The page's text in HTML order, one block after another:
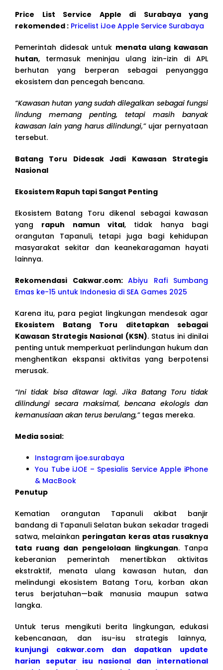
Price List Service Apple di Surabaya yang
rekomended : Pricelist iJoe Apple Service Surabaya
Pemerintah didesak untuk menata ulang kawasan
hutan, termasuk meninjau ulang izin-izin di APL
berhutan yang berperan sebagai penyangga
ekosistem dan pencegah bencana.
“Kawasan hutan yang sudah dilegalkan sebagai fungsi
lindung memang penting, tetapi masih banyak
kawasan lain yang harus dilindungi,”ujar pernyataan
tersebut.
Batang Toru Didesak Jadi Kawasan Strategis
Nasional
Ekosistem Rapuh tapi Sangat Penting
Ekosistem Batang Toru dikenal sebagai kawasan
yang rapuh namun vital, tidak hanya bagi
orangutan Tapanuli, tetapi juga bagi kehidupan
masyarakat sekitar dan keanekaragaman hayati
lainnya.
Rekomendasi Cakwar.com: Abiyu Rafi Sumbang
Emas ke-15 untuk Indonesia di SEA Games 2025
Karena itu, para pegiat lingkungan mendesak agar
Ekosistem Batang Toru ditetapkan sebagai
Kawasan Strategis Nasional (KSN). Status ini dinilai
penting untuk memperkuat perlindungan hukum dan
menghentikan ekspansi aktivitas yang berpotensi
merusak.
“Ini tidak bisa ditawar lagi. Jika Batang Toru tidak
dilindungi secara maksimal, bencana ekologis dan
kemanusiaan akan terus berulang,”tegas mereka.
Media sosial:
Instagram ijoe.surabaya
You Tube iJOE – Spesialis Service Apple iPhone
& MacBook
Penutup
Kematian orangutan Tapanuli akibat banjir
bandang di Tapanuli Selatan bukan sekadar tragedi
satwa, melainkan peringatan keras atas rusaknya
tata ruang dan pengelolaan lingkungan. Tanpa
keberanian pemerintah menertibkan aktivitas
ekstraktif, menata ulang kawasan hutan, dan
melindungi ekosistem Batang Toru, korban akan
terus berjatuhan—baik manusia maupun satwa
langka.
Untuk terus mengikuti berita lingkungan, edukasi
kebencanaan, dan isu-isu strategis lainnya,
kunjungi cakwar.com dan dapatkan update
harian seputar isu nasional dan international